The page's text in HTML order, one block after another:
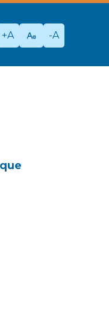
+A -A